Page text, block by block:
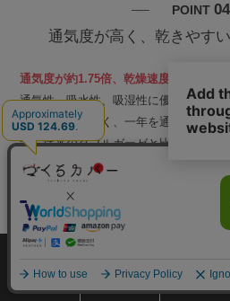
POINT 04
通気度が高く、乾きやす
通気度が約1.75倍、乾燥速度を約30％短
通気性、吸水性、吸湿性に優れている
んわりあたたかく、一年を通してご使
す。従来のダブルガーゼと比べると軽
楽にしていただけます。
商品をさがす
サイズ
お買物ガイド